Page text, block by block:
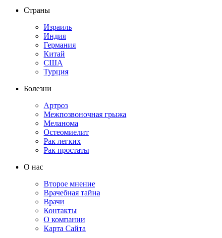
Страны
Израиль
Индия
Германия
Китай
США
Турция
Болезни
Артроз
Межпозвоночная грыжа
Меланома
Остеомиелит
Рак легких
Рак простаты
О нас
Второе мнение
Врачебная тайна
Врачи
Контакты
О компании
Карта Сайта